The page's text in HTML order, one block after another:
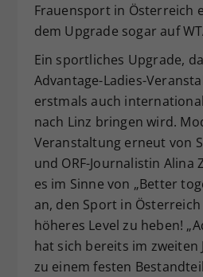
Frauensport in Österreich
dem Upgrade sogar auf
Ein sportliches Upgrade,
Advantage-Ladies-
erstmals auch
nach Linz bringen wird.
Veranstaltung erneut von
und ORF-Journalistin Alina
es im Sinne von „Better
an, den Sport in
höheres Level zu heben!
hat sich bereits im zweiten
zu einem festen